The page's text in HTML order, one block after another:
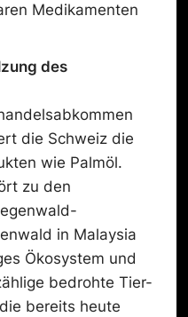
Medikamenten
des
die Schweiz die
wie Palmöl.
zu den
in Malaysia
Ökosystem und
bedrohte Tier-
bereits heute